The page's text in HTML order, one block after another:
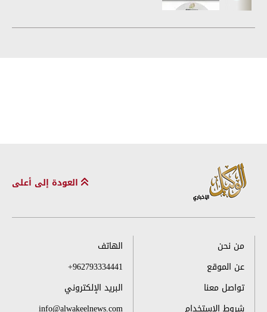
العودة إلى أعلى
من نحن
عن الموقع
تواصل معنا
الهاتف
+962793334441
البريد الإلكتروني